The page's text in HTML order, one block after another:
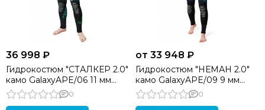
36 998 ₽
Гидрокостюм "СТАЛКЕР 2.0"
камо GalaxyAPE/06 11 мм
SARGAN
0
от 33 948 ₽
Гидрокостюм "НЕМАН 2.0"
камо GalaxyAPE/09 9 мм
SARGAN
0